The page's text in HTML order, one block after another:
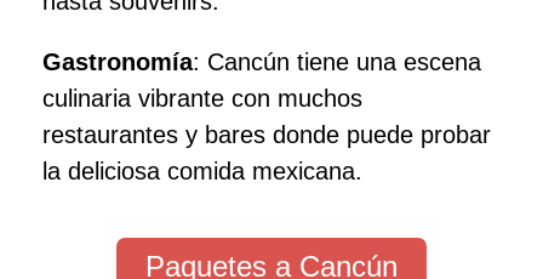
Gastronomía: Cancún tiene una escena
culinaria vibrante con muchos
restaurantes y bares donde puede probar
la deliciosa comida mexicana.
Paquetes a Cancún